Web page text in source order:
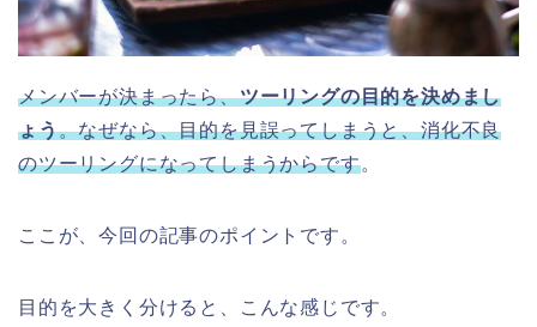
メンバーが決まったら、ツーリングの目的を決めまし
ょう。なぜなら、目的を見誤ってしまうと、消化不良
のツーリングになってしまうからです。
ここが、今回の記事のポイントです。
目的を大きく分けると、こんな感じです。